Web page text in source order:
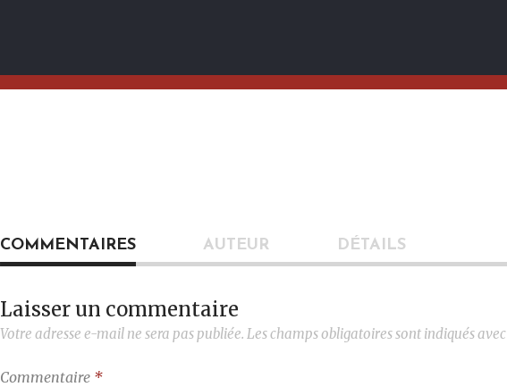
COMMENTAIRES AUTEUR DÉTAILS
Laisser un commentaire
Votre adresse e-mail ne sera pas publiée. Les champs obligatoires sont indiqués avec
Commentaire *